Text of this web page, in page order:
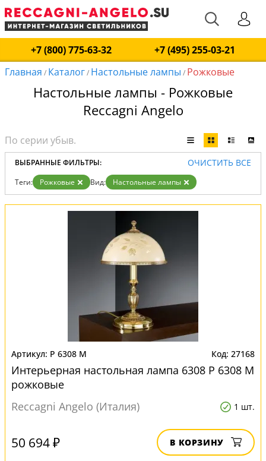
+7 (800) 775-63-32
+7 (495) 255-03-21
Главная / Каталог/ Настольные лампы / Рожковые
Настольные лампы - Рожковые
Reccagni Angelo
ВЫБРАННЫЕ ФИЛЬТРЫ: ОЧИСТИТЬ ВСЕ
Теги: Рожковые Вид: Настольные лампы
P 6308 M 27168
Интерьерная настольная лампа 6308 P 6308 M
рожковые
Reccagni Angelo (Италия)
1 шт.
50 694 ₽ В КОРЗИНУ